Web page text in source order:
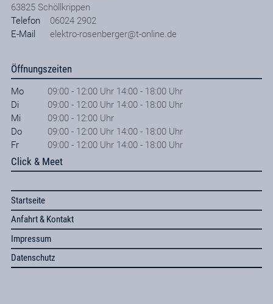
63825 Schöllkrippen
Telefon
06024 2902
E-Mail
elektro-rosenberger@t-online.de
Öffnungszeiten
Mo
09:00 - 12:00 Uhr 14:00 - 18:00 Uhr
Di
09:00 - 12:00 Uhr 14:00 - 18:00 Uhr
Mi
09:00 - 12:00 Uhr
Do
09:00 - 12:00 Uhr 14:00 - 18:00 Uhr
Fr
09:00 - 12:00 Uhr 14:00 - 18:00 Uhr
Click & Meet
Startseite
Anfahrt & Kontakt
Impressum
Datenschutz